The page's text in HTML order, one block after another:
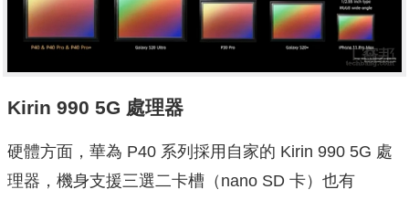
Kirin 990 5G 處理器
硬體方面，華為 P40 系列採用自家的 Kirin 990 5G 處
理器，機身支援三選二卡槽（nano SD 卡）也有